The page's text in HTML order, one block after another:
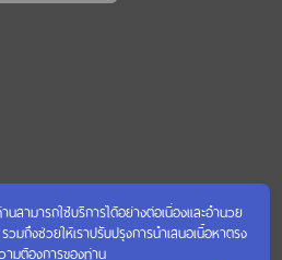
นสามารถใช้บริการได้อย่างต่อเนื่องและอำนวย
วมถึงช่วยให้เราปรับปรุงการนำเสนอเนื้อหาตรง
ามต้องการของท่าน